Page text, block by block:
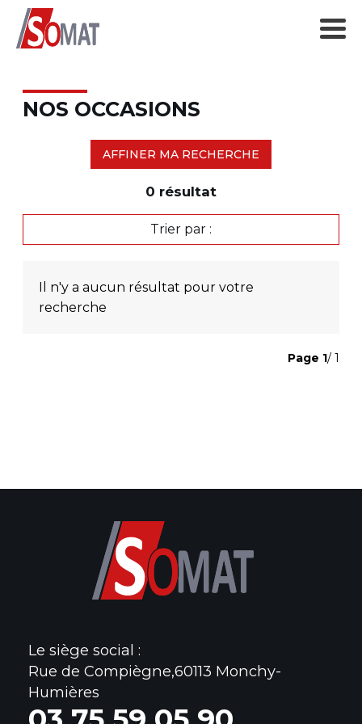
NOS OCCASIONS
AFFINER MA RECHERCHE
0 résultat
Trier par :
Il n'y a aucun résultat pour votre
recherche
Page 1/ 1
Le siège social :
Rue de Compiègne,60113 Monchy-
Humières